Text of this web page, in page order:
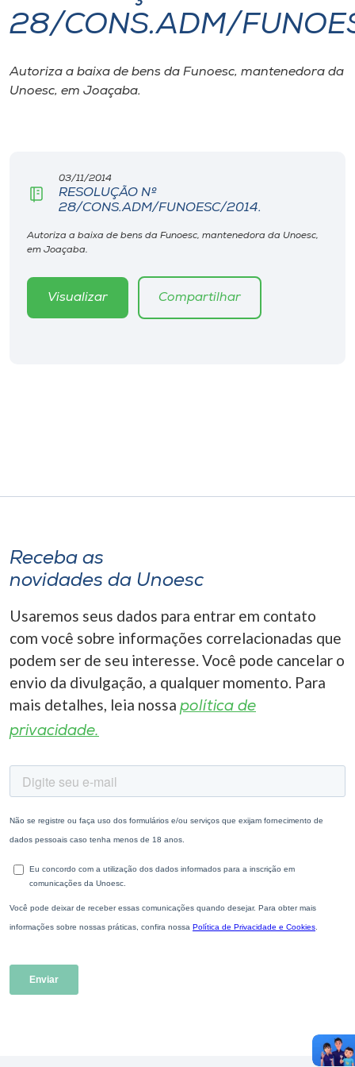
I.nova
Diplomados
Rádio
A+
28/CONS.ADM/
Autoriza a baixa de bens da Funoesc, mantenedora da
Unoesc, em Joaçaba.
03/11/2014
RESOLUÇÃO Nº
28/CONS.ADM/FUNOESC/2014.
Autoriza a baixa de bens da Funoesc, mantenedora da Unoesc,
em Joaçaba.
Visualizar Compartilhar
Receba as
novidades da Unoesc
Usaremos seus dados para entrar em contato
com você sobre informações correlacionadas que
podem ser de seu interesse. Você pode cancelar o
envio da divulgação, a qualquer momento. Para
mais detalhes, leia nossa política de
privacidade.